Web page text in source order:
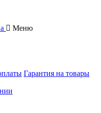
Меню
Гарантия на товары